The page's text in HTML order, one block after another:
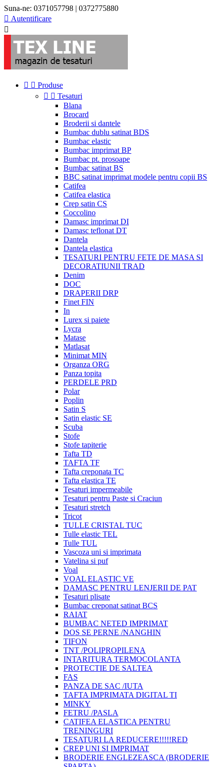
Suna-ne: 0371057798 | 0372775880
 Autentificare

  Produse
  Tesaturi
Blana
Brocard
Broderii si dantele
Bumbac dublu satinat BDS
Bumbac elastic
Bumbac imprimat BP
Bumbac pt. prosoape
Bumbac satinat BS
BBC satinat imprimat modele pentru copii BS
Catifea
Catifea elastica
Crep satin CS
Coccolino
Damasc imprimat DI
Damasc teflonat DT
Dantela
Dantela elastica
TESATURI PENTRU FETE DE MASA SI
DECORATIUNII TRAD
Denim
DOC
DRAPERII DRP
Finet FIN
In
Lurex si paiete
Lycra
Matase
Matlasat
Minimat MIN
Organza ORG
Panza topita
PERDELE PRD
Polar
Poplin
Satin S
Satin elastic SE
Scuba
Stofe
Stofe tapiterie
Tafta TD
TAFTA TF
Tafta creponata TC
Tafta elastica TE
Tesaturi impermeabile
Tesaturi pentru Paste si Craciun
Tesaturi stretch
Tricot
TULLE CRISTAL TUC
Tulle elastic TEL
Tulle TUL
Vascoza uni si imprimata
Vatelina si puf
Voal
VOAL ELASTIC VE
DAMASC PENTRU LENJERII DE PAT
Tesaturi plisate
Bumbac creponat satinat BCS
RAIAT
BUMBAC NETED IMPRIMAT
DOS SE PERNE /NANGHIN
TIFON
TNT /POLIPROPILENA
INTARITURA TERMOCOLANTA
PROTECTIE DE SALTEA
FAS
PANZA DE SAC /IUTA
TAFTA IMPRIMATA DIGITAL TI
MINKY
FETRU /PASLA
CATIFEA ELASTICA PENTRU
TRENINGURI
TESATURI LA REDUCERE!!!!!RED
CREP UNI SI IMPRIMAT
BRODERIE ENGLEZEASCA (BRODERIE